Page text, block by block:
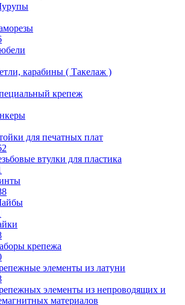
карабины ( Такелаж )
крепеж
для печатных плат
втулки для пластика
крепежа
элементы из латуни
элементы из непроводящих и
материалов